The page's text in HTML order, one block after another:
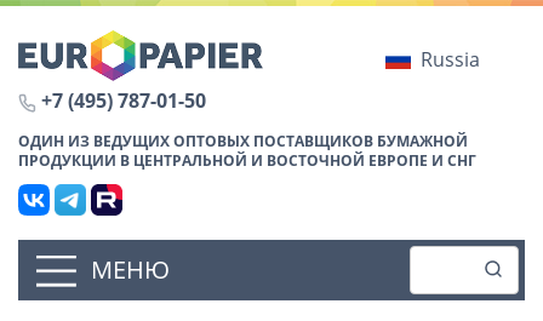
Russia
+7 (495) 787-01-50
ОДИН ИЗ ВЕДУЩИХ ОПТОВЫХ ПОСТАВЩИКОВ БУМАЖНОЙ
ПРОДУКЦИИ В ЦЕНТРАЛЬНОЙ И ВОСТОЧНОЙ ЕВРОПЕ И СНГ
МЕНЮ